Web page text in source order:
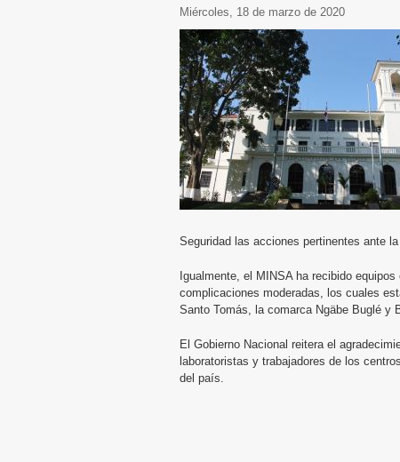
miércoles, 18 de marzo de 2020
Seguridad las acciones pertinentes ante
Igualmente, el MINSA ha recibido
complicaciones moderadas, los cuales
Santo Tomás, la comarca Ngäbe Buglé y
El Gobierno Nacional reitera el
laboratoristas y trabajadores de los
del país.